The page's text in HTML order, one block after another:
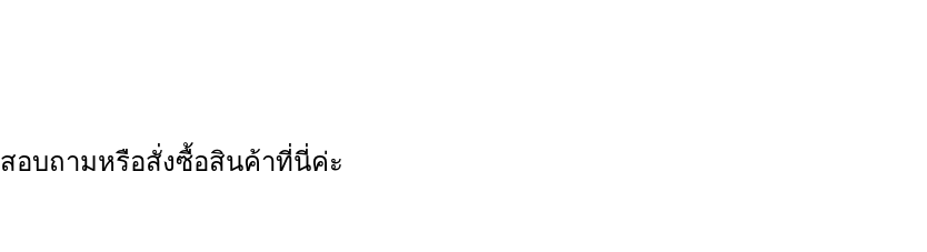
สอบถามหรือสั่งซื้อสินค้าที่นี่ค่ะ